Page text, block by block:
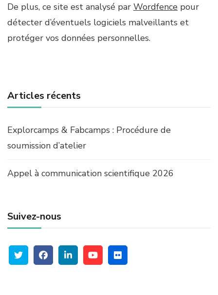
De plus, ce site est analysé par Wordfence pour
détecter d’éventuels logiciels malveillants et
protéger vos données personnelles.
Articles récents
Explorcamps & Fabcamps : Procédure de
soumission d’atelier
Appel à communication scientifique 2026
Suivez-nous